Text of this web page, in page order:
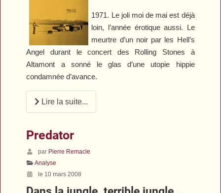
1971. Le joli moi de mai est déjà
loin, l’année érotique aussi. Le
meurtre d’un noir par les Hell’s
Angel durant le concert des Rolling Stones à
Altamont a sonné le glas d’une utopie hippie
condamnée d’avance.
Lire la suite...
Predator
par Pierre Remacle
Analyse
le 10 mars 2008